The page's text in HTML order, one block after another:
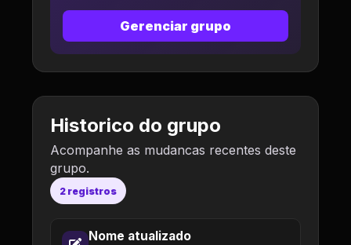
Gerenciar grupo
Historico do grupo
Acompanhe as mudancas recentes deste
grupo.
2 registros
Nome atualizado